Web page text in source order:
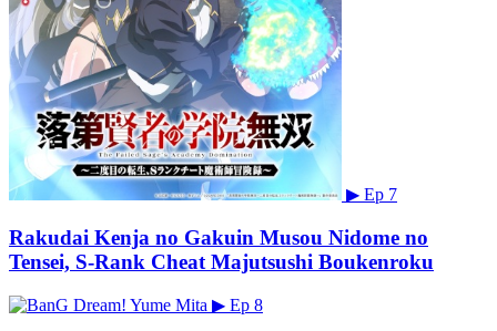
▶ Ep 7
Rakudai Kenja no Gakuin Musou Nidome no
Tensei, S-Rank Cheat Majutsushi Boukenroku
▶ Ep 8